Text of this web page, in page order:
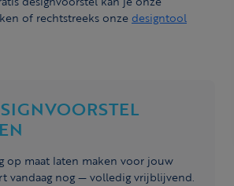
of rechtstreeks onze designtool
op maat laten maken voor jouw
vandaag nog — volledig vrijblijvend.